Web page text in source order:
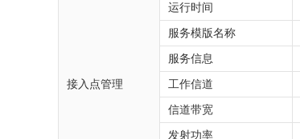
接入点管理
运行时间
服务模版名称
服务信息
工作信道
信道带宽
发射功率